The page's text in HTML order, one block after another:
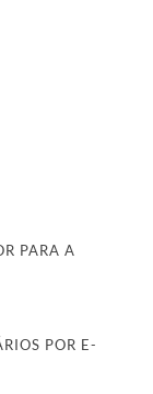
PARA A
POR E-